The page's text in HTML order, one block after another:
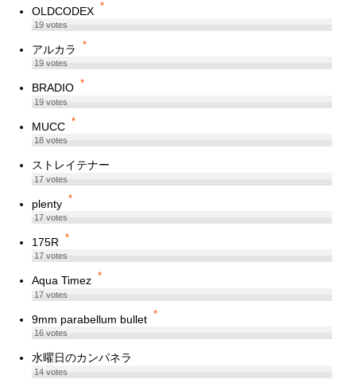
OLDCODEX *
19votes
アルカラ *
19votes
BRADIO *
19votes
MUCC *
18votes
ストレイテナー
17votes
plenty *
17votes
175R *
17votes
Aqua Timez *
17votes
9mm parabellum bullet *
16votes
水曜日のカンパネラ
14votes